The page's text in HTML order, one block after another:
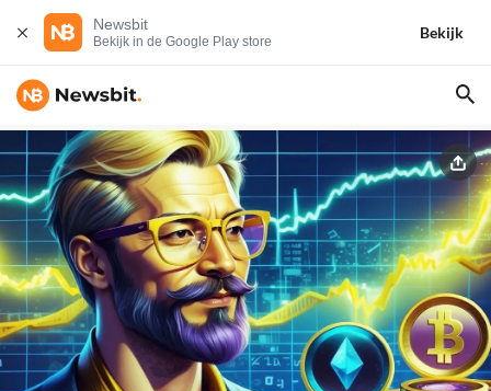
Newsbit
Bekijk in de Google Play store
Bekijk